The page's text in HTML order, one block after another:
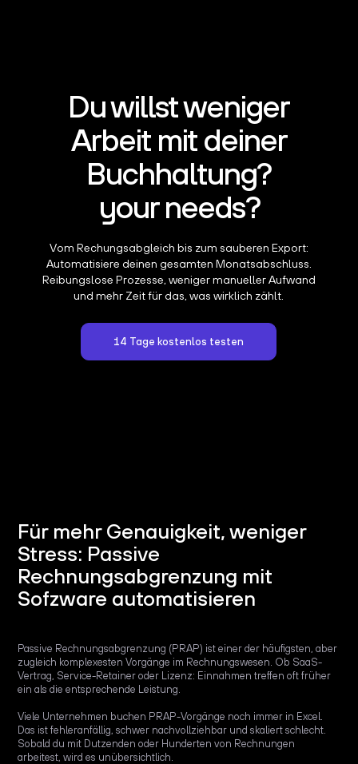
Du willst weniger
Arbeit mit deiner
Buchhaltung?
your needs?
Vom Rechungsabgleich bis zum sauberen Export:
Automatisiere deinen gesamten Monatsabschluss.
Reibungslose Prozesse, weniger manueller Aufwand
und mehr Zeit für das, was wirklich zählt.
14 Tage kostenlos testen
Für mehr Genauigkeit, weniger
Stress: Passive
Rechnungsabgrenzung mit
Sofzware automatisieren
Passive Rechnungsabgrenzung (PRAP) ist einer der häufigsten, aber
zugleich komplexesten Vorgänge im Rechnungswesen. Ob SaaS-
Vertrag, Service-Retainer oder Lizenz: Einnahmen treffen oft früher
ein als die entsprechende Leistung.
Viele Unternehmen buchen PRAP-Vorgänge noch immer in Excel.
Das ist fehleranfällig, schwer nachvollziehbar und skaliert schlecht.
Sobald du mit Dutzenden oder Hunderten von Rechnungen
arbeitest, wird es unübersichtlich.